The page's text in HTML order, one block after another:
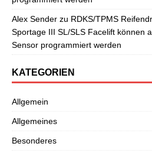
Alex Sender zu RDKS/TPMS
Sportage III SL/SLS Facelift können
Sensor programmiert werden
KATEGORIEN
Allgemein
Allgemeines
Besonderes